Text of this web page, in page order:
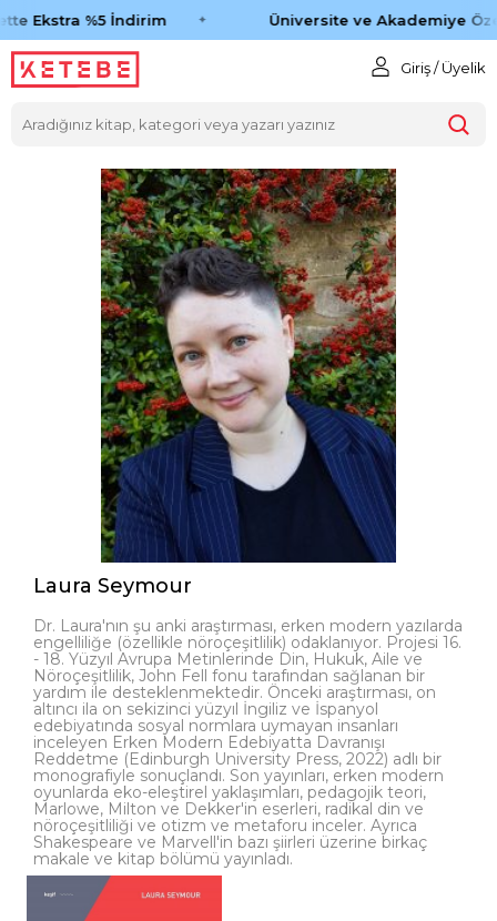
Ekstra %5 İndirim Üniversite ve Akademiye
Giriş / Üyelik
Laura Seymour
Dr. Laura'nın şu anki araştırması, erken modern yazılarda
engelliliğe (özellikle nöroçeşitlilik) odaklanıyor. Projesi 16.
- 18. Yüzyıl Avrupa Metinlerinde Din, Hukuk, Aile ve
Nöroçeşitlilik, John Fell fonu tarafından sağlanan bir
yardım ile desteklenmektedir. Önceki araştırması, on
altıncı ila on sekizinci yüzyıl İngiliz ve İspanyol
edebiyatında sosyal normlara uymayan insanları
inceleyen Erken Modern Edebiyatta Davranışı
Reddetme (Edinburgh University Press, 2022) adlı bir
monografiyle sonuçlandı. Son yayınları, erken modern
oyunlarda eko-eleştirel yaklaşımları, pedagojik teori,
Marlowe, Milton ve Dekker'in eserleri, radikal din ve
nöroçeşitliliği ve otizm ve metaforu inceler. Ayrıca
Shakespeare ve Marvell'in bazı şiirleri üzerine birkaç
makale ve kitap bölümü yayınladı.